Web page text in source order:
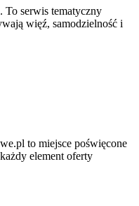
To serwis tematyczny
więź, samodzielność i
to miejsce poświęcone
element oferty